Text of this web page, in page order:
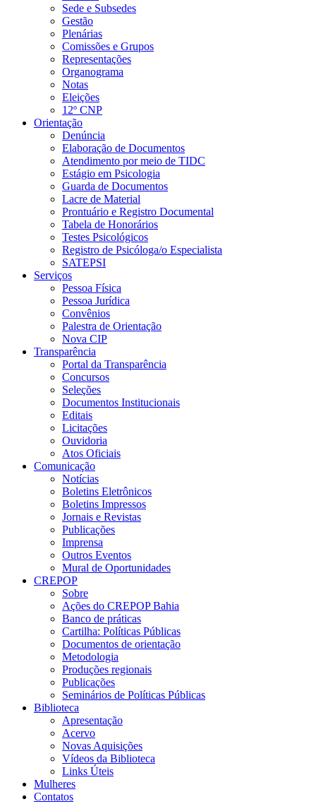
Sede e Subsedes
Gestão
Plenárias
Comissões e Grupos
Representações
Organograma
Notas
Eleições
12º CNP
Orientação
Denúncia
Elaboração de Documentos
Atendimento por meio de TIDC
Estágio em Psicologia
Guarda de Documentos
Lacre de Material
Prontuário e Registro Documental
Tabela de Honorários
Testes Psicológicos
Registro de Psicóloga/o Especialista
SATEPSI
Serviços
Pessoa Física
Pessoa Jurídica
Convênios
Palestra de Orientação
Nova CIP
Transparência
Portal da Transparência
Concursos
Seleções
Documentos Institucionais
Editais
Licitações
Ouvidoria
Atos Oficiais
Comunicação
Notícias
Boletins Eletrônicos
Boletins Impressos
Jornais e Revistas
Publicações
Imprensa
Outros Eventos
Mural de Oportunidades
CREPOP
Sobre
Ações do CREPOP Bahia
Banco de práticas
Cartilha: Políticas Públicas
Documentos de orientação
Metodologia
Produções regionais
Publicações
Seminários de Políticas Públicas
Biblioteca
Apresentação
Acervo
Novas Aquisições
Vídeos da Biblioteca
Links Úteis
Mulheres
Contatos